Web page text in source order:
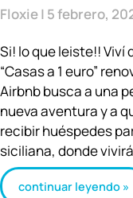
Floxie 5 febrero,
Si! lo que leiste!! Viví
“Casas a 1 euro”
Airbnb busca a una
nueva aventura y a
recibir huéspedes
siciliana, donde
continuar leyendo »